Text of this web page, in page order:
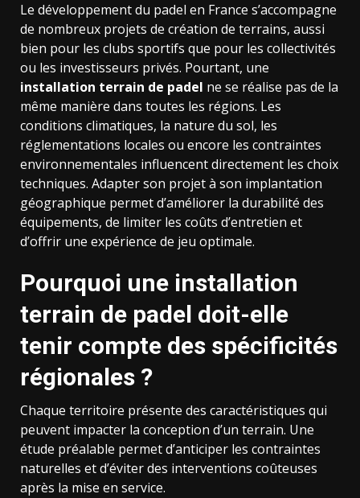
Le développement du padel en France s’accompagne
de nombreux projets de création de terrains, aussi
bien pour les clubs sportifs que pour les collectivités
ou les investisseurs privés. Pourtant, une
installation terrain de padel ne se réalise pas de la
même manière dans toutes les régions. Les
conditions climatiques, la nature du sol, les
réglementations locales ou encore les contraintes
environnementales influencent directement les choix
techniques. Adapter son projet à son implantation
géographique permet d’améliorer la durabilité des
équipements, de limiter les coûts d’entretien et
d’offrir une expérience de jeu optimale.
Pourquoi une installation
terrain de padel doit-elle
tenir compte des spécificités
régionales ?
Chaque territoire présente des caractéristiques qui
peuvent impacter la conception d’un terrain. Une
étude préalable permet d’anticiper les contraintes
naturelles et d’éviter des interventions coûteuses
après la mise en service.